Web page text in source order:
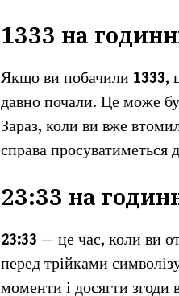
1333 на
Якщо ви побачили 1333,
давно почали. Це може
Зараз, коли ви вже
справа просуватиметься
23:33 на
23:33 — це час, коли ви
перед трійками
моменти і досягти згоди